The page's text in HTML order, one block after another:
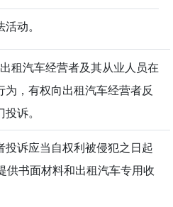
动。
租汽车经营者及其从业人员在
，有权向出租汽车经营者反
诉。
诉应当自权利被侵犯之日起
供书面材料和出租汽车专用收